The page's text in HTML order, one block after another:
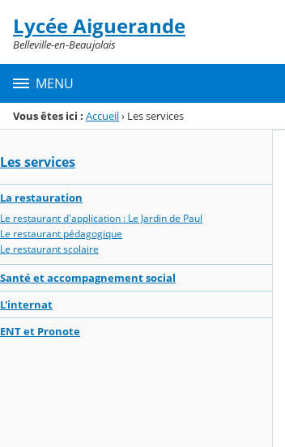
Menu de la rubrique
Contenu
Lycée Aiguerande
Belleville-en-Beaujolais
MENU
Vous êtes ici : Accueil› Les services
Les services
La restauration
Le restaurant d'application : Le Jardin de Paul
Le restaurant pédagogique
Le restaurant scolaire
Santé et accompagnement social
L'internat
ENT et Pronote